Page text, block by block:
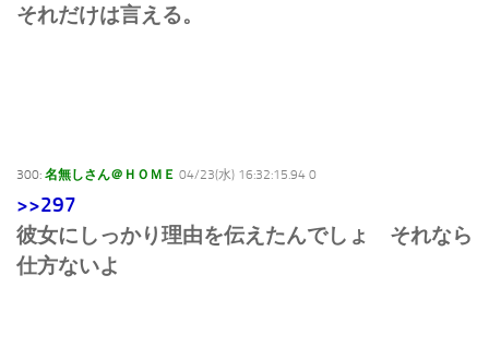
それだけは言える。
300: 名無しさん＠ＨＯＭＥ 04/23(水) 16:32:15.94 0
>>297
彼女にしっかり理由を伝えたんでしょ それなら
仕方ないよ